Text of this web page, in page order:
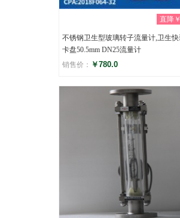
直降
不锈钢卫生型玻璃转子流量计,卫生快
卡盘50.5mm DN25流量计
销售价： ￥780.0
评分
(0)